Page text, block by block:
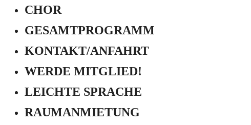
CHOR
GESAMTPROGRAMM
KONTAKT/ANFAHRT
WERDE MITGLIED!
LEICHTE SPRACHE
RAUMANMIETUNG